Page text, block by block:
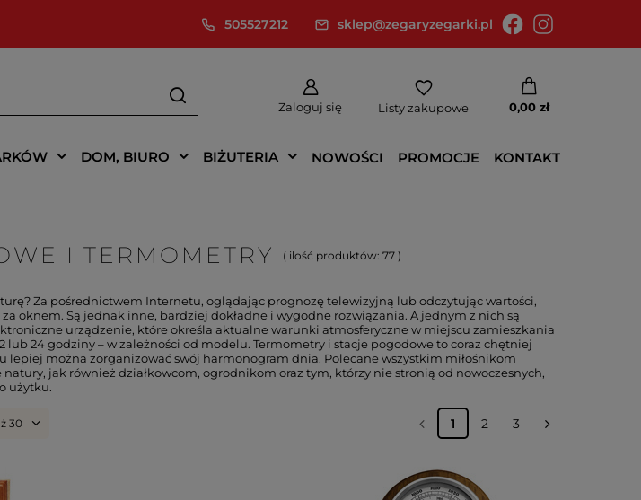
505527212 sklep@zegaryzegarki.pl
Zaloguj się Listy zakupowe 0,00 zł
DOM, BIURO BIŻUTERIA NOWOŚCI PROMOCJE KONTAKT
I TERMOMETRY ( ilość produktów: 77 )
Za pośrednictwem Internetu, oglądając prognozę telewizyjną lub odczytując wartości,
oknem. Są jednak inne, bardziej dokładne i wygodne rozwiązania. A jednym z nich są
urządzenie, które określa aktualne warunki atmosferyczne w miejscu zamieszkania
lub 24 godziny – w zależności od modelu. Termometry i stacje pogodowe to coraz chętniej
lepiej można zorganizować swój harmonogram dnia. Polecane wszystkim miłośnikom
jak również działkowcom, ogrodnikom oraz tym, którzy nie stronią od nowoczesnych,
użytku.
30 1 2 3